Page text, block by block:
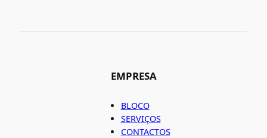
EMPRESA
BLOCO
SERVIÇOS
CONTACTOS